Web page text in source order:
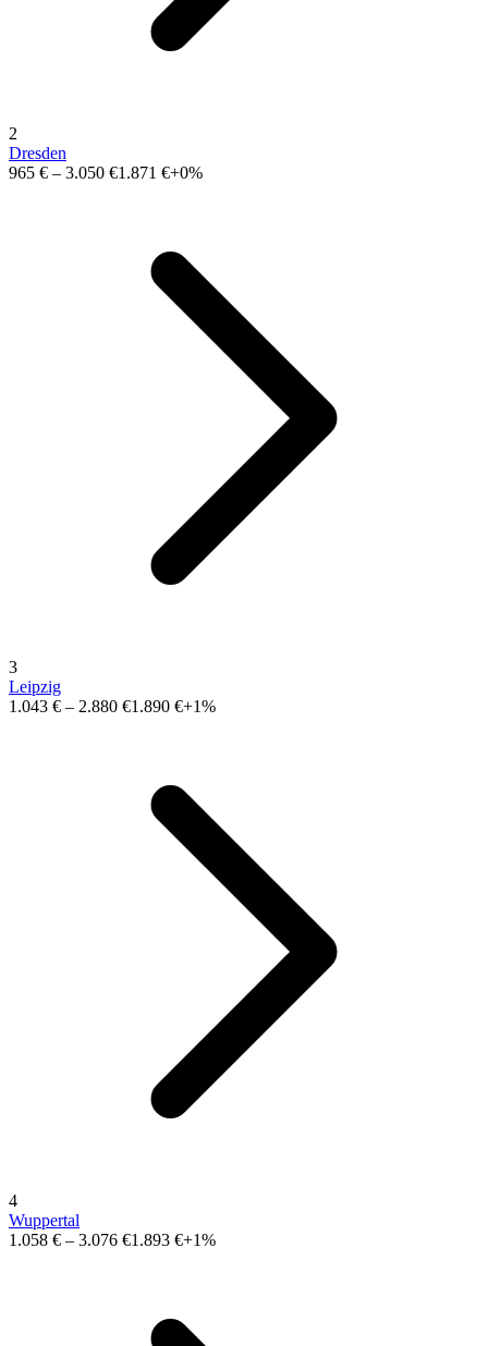
2
Dresden
965 € – 3.050 €1.871 €+0%
3
Leipzig
1.043 € – 2.880 €1.890 €+1%
4
Wuppertal
1.058 € – 3.076 €1.893 €+1%